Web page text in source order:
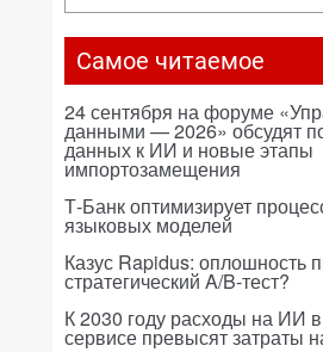
Самое читаемое
24 сентября на форуме
данными — 2026» обсудят
данных к ИИ и новые этапы
импортозамещения
Т-Банк оптимизирует
языковых моделей
Казус Rapidus: оплошность
стратегический A/B-тест?
К 2030 году расходы на ИИ
сервисе превысят затраты